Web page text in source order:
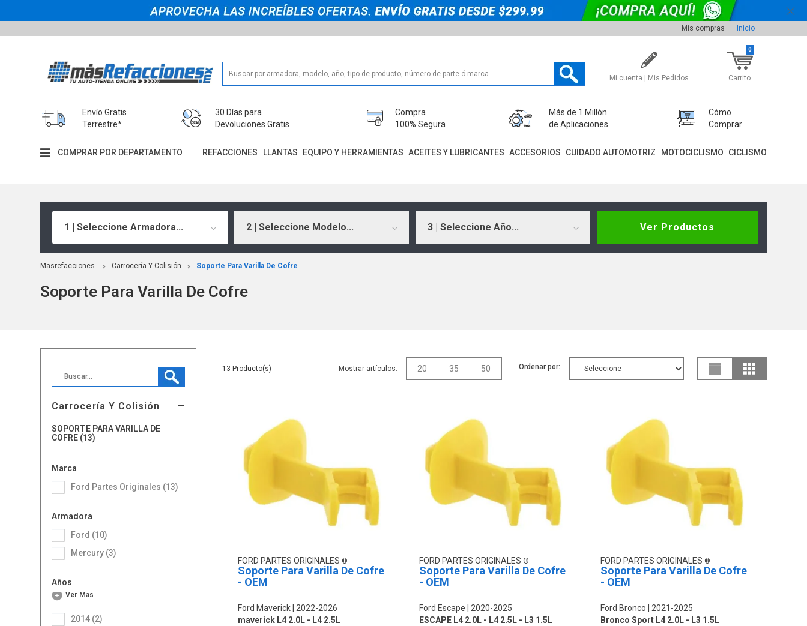
Mis compras Inicio
Mi cuenta | Mis Pedidos Carrito
0
Envío Gratis
Terrestre*
30 Días para
Devoluciones Gratis
Compra
100% Segura
Más de 1 Millón
de Aplicaciones
Cómo
Comprar
COMPRAR POR DEPARTAMENTO REFACCIONES LLANTAS EQUIPO Y HERRAMIENTAS ACEITES Y LUBRICANTES ACCESORIOS CUIDADO AUTOMOTRIZ MOTOCICLISMO CICLISMO
1 | Seleccione Armadora... 2 | Seleccione Modelo... 3 | Seleccione Año... Ver Productos
Masrefacciones Carrocería Y Colisión Soporte Para Varilla De Cofre
Soporte Para Varilla De Cofre
Carrocería Y Colisión
SOPORTE PARA VARILLA DE
COFRE (13)
Marca
Ford Partes Originales (13)
Armadora
Ford (10)
Mercury (3)
Años
2014 (2)
Ver Más
13 Mostrar artículos: 20 35 50 Ordenar por:
FORD PARTES ORIGINALES
Soporte Para Varilla De Cofre
- OEM
Ford Maverick
2022-2026
maverick L4 2.0L - L4 2.5L
FORD PARTES ORIGINALES
Soporte Para Varilla De Cofre
- OEM
Ford Escape
2020-2025
ESCAPE L4 2.0L - L4 2.5L - L3 1.5L
FORD PARTES ORIGINALES
Soporte Para Varilla De Cofre
- OEM
Ford Bronco
2021-2025
Bronco Sport L4 2.0L - L3 1.5L